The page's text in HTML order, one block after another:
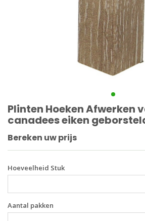
Plinten Hoeken Afwerken
canadees eiken
Bereken uw prijs
Hoeveelheid Stuk
Aantal pakken